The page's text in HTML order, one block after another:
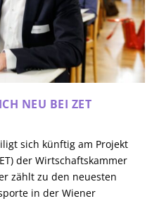
NEU BEI ZET
sich künftig am Projekt
der Wirtschaftskammer
zählt zu den neuesten
in der Wiener